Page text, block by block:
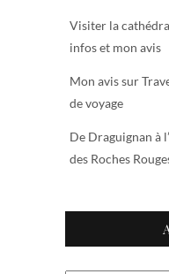
Visiter la
infos et mon avis
Mon avis sur
de voyage
De Draguignan à
des Roches